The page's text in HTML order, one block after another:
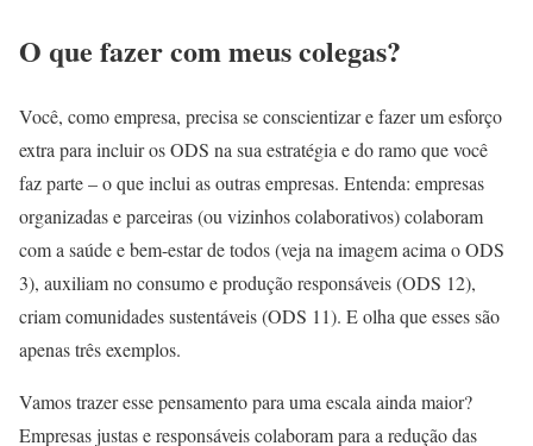
O que fazer com meus colegas?
Você, como empresa, precisa se conscientizar e fazer um esforço
extra para incluir os ODS na sua estratégia e do ramo que você
faz parte – o que inclui as outras empresas. Entenda: empresas
organizadas e parceiras (ou vizinhos colaborativos) colaboram
com a saúde e bem-estar de todos (veja na imagem acima o ODS
3), auxiliam no consumo e produção responsáveis (ODS 12),
criam comunidades sustentáveis (ODS 11). E olha que esses são
apenas três exemplos.
Vamos trazer esse pensamento para uma escala ainda maior?
Empresas justas e responsáveis colaboram para a redução das